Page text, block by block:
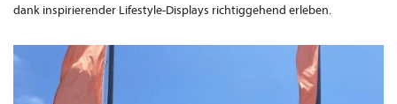
dank inspirierender Lifestyle-Displays richtiggehend erleben.